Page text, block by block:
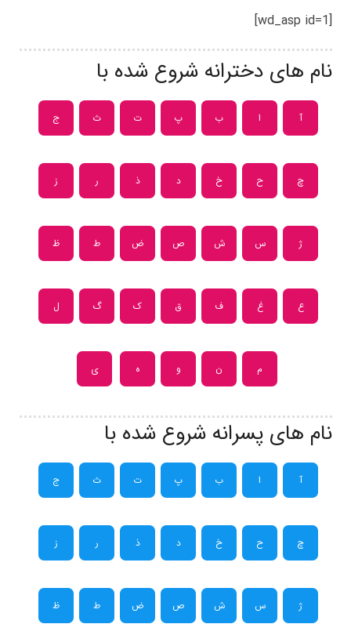
[wd_asp id=1]
نام های دخترانه شروع شده با
آ ا ب پ ت ث ج
چ ح خ د ذ ر ز
ژ س ش ص ض ط ظ
ع غ ف ق ک گ ل
م ن و ه ی
نام های پسرانه شروع شده با
آ ا ب پ ت ث ج
چ ح خ د ذ ر ز
ژ س ش ص ض ط ظ